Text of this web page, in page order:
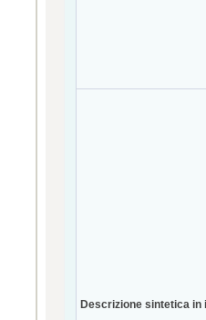
Descrizione sintetica in